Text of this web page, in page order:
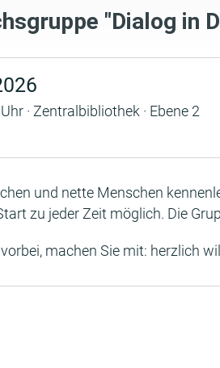
"Dialog in
· Zentralbibliothek · Ebene 2
und nette Menschen
zu jeder Zeit möglich. Die
machen Sie mit: herzlich